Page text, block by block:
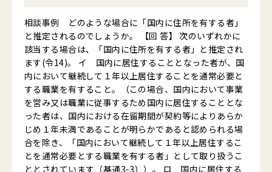
相談事例 どのような場合に「国内に住所を有する者」
と推定されるのでしょうか。 【回 答】 次のいずれかに
該当する場合は、「国内に住所を有する者」と推定され
ます(令14)。 イ 国内に居住することとなった者が、国
内において継続して１年以上居住することを通常必要と
する職業を有すること。（この場合、国内において事業
を営み又は職業に従事するため国内に居住することとな
った者は、国内における在留期間が契約等によりあらか
じめ１年未満であることが明らかであると認められる場
合を除き、「国内において継続して１年以上居住するこ
とを通常必要とする職業を有する者」として取り扱うこ
ととされています（基通3-3））。 ロ 国内に居住する